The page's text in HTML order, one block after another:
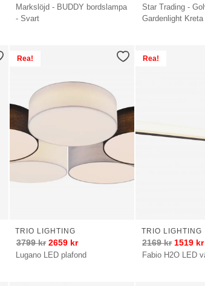
Markslöjd - BUDDY bordslampa
- Svart
Star Trading -
Gardenlight
Rea!
Lugano LED plafond
TRIO LIGHTING
3799kr 2659 kr
Rea!
Fabio H2O LED
TRIO LIGHTING
2169kr 1519 kr